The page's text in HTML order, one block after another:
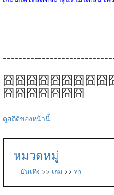
囧囧囧囧囧囧囧囧囧
囧囧囧囧囧囧囧
ดูสถิติของหน้านี้
หมวดหมู่
-- บันเทิง >> เกม >> vn